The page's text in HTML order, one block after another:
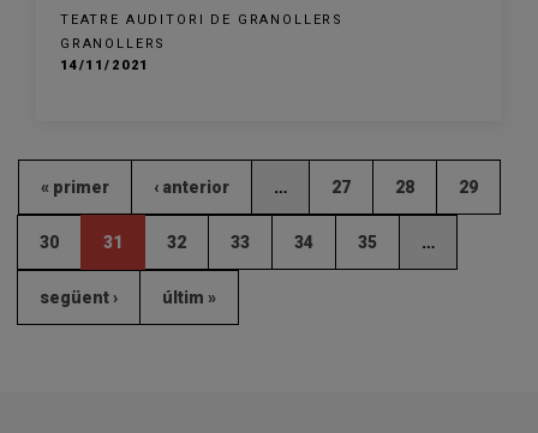
TEATRE AUDITORI DE GRANOLLERS
GRANOLLERS
14/11/2021
« primer ‹ anterior … 27 28 29
30 31 32 33 34 35 …
següent › últim »